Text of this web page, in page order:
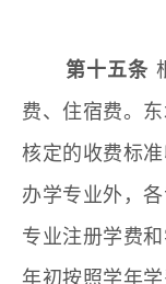
第十五条
费、住宿费。
核定的收费标
办学专业外，
专业注册学费
年初按照学年